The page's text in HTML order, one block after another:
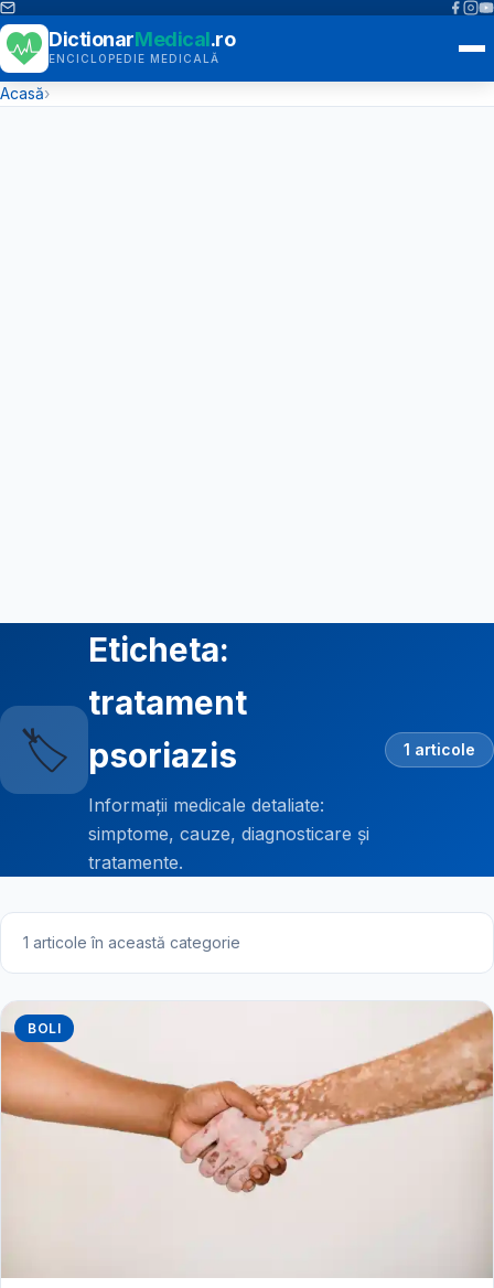
DictionarMedical.ro
ENCICLOPEDIE MEDICALĂ
Acasă›
🏷️
Eticheta:
tratament
psoriazis
Informații medicale detaliate:
simptome, cauze, diagnosticare și
tratamente.
1 articole
1 articole în această categorie
BOLI